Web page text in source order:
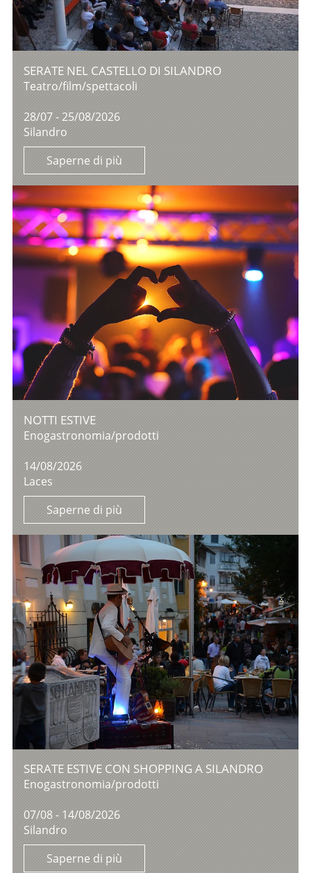
SERATE NEL CASTELLO DI SILANDRO
Teatro/film/spettacoli
28/07 - 25/08/2026
Silandro
Saperne di più
NOTTI ESTIVE
Enogastronomia/prodotti
14/08/2026
Laces
Saperne di più
SERATE ESTIVE CON SHOPPING A SILANDRO
Enogastronomia/prodotti
07/08 - 14/08/2026
Silandro
Saperne di più